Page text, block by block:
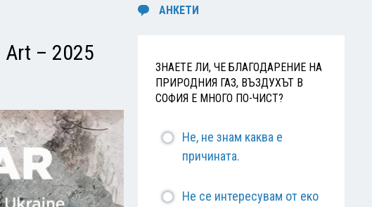
– 2025
АНКЕТИ
ЗНАЕТЕ ЛИ, ЧЕ БЛАГОДАРЕНИЕ НА
ПРИРОДНИЯ ГАЗ, ВЪЗДУХЪТ В
СОФИЯ Е МНОГО ПО-ЧИСТ?
Не, не знам каква е
причината.
Не се интересувам от еко